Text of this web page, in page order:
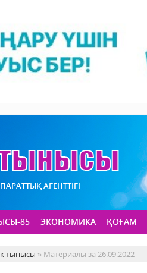
АГЕНТТІГІ
85 ЭКОНОМИКА ҚОҒАМ
тынысы » Материалы за 26.09.2022